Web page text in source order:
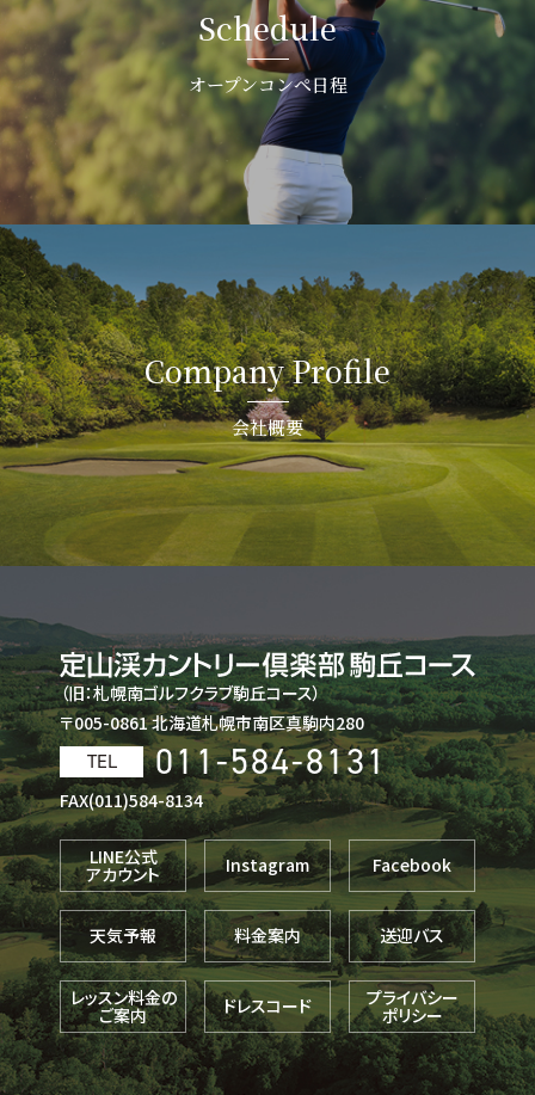
Schedule
オープンコンペ日程
Company Profile
会社概要
（旧：札幌南ゴルフクラブ駒丘コース）
〒005-0861 北海道札幌市南区真駒内280
TEL 011-584-8131
FAX(011)584-8134
LINE公式
アカウント Instagram Facebook
天気予報 料金案内 送迎バス
レッスン料金の
ご案内 ドレスコード プライバシー
ポリシー